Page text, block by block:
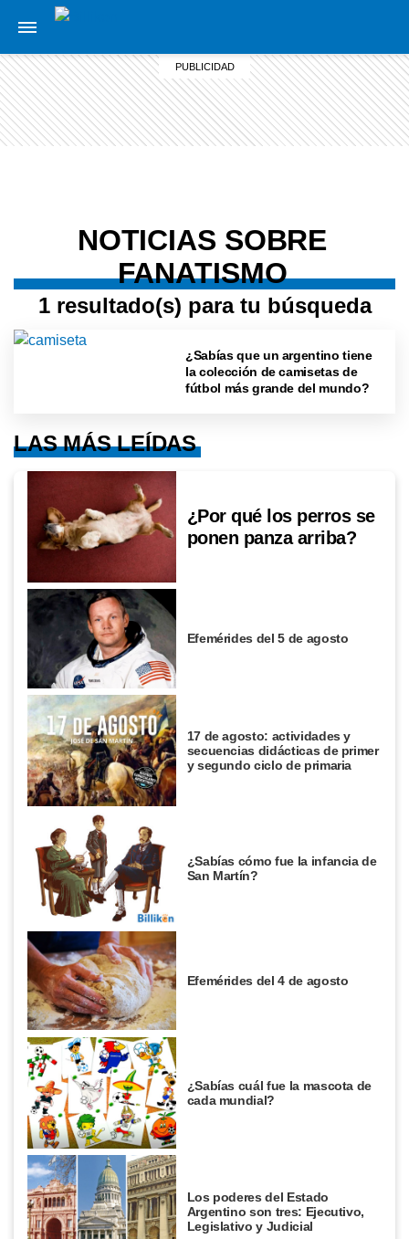
NOTICIAS SOBRE
FANATISMO
1 resultado(s) para tu búsqueda
¿Sabías que un argentino tiene
la colección de camisetas de
fútbol más grande del mundo?
LAS MÁS LEÍDAS
¿Por qué los perros se
ponen panza arriba?
Efemérides del 5 de agosto
17 de agosto: actividades y
secuencias didácticas de primer
y segundo ciclo de primaria
¿Sabías cómo fue la infancia de
San Martín?
Efemérides del 4 de agosto
¿Sabías cuál fue la mascota de
cada mundial?
Los poderes del Estado
Argentino son tres: Ejecutivo,
Legislativo y Judicial